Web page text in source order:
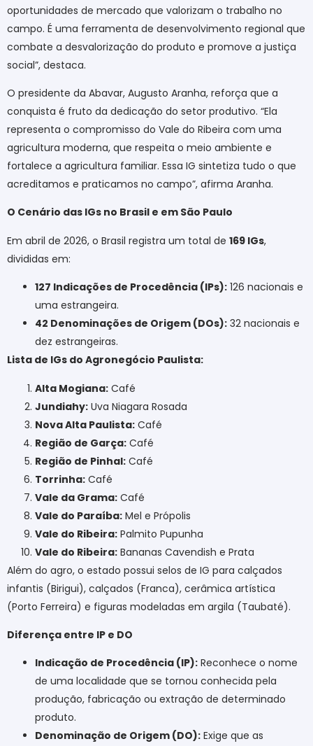
oportunidades de mercado que valorizam o trabalho no
campo. É uma ferramenta de desenvolvimento regional que
combate a desvalorização do produto e promove a justiça
social”, destaca.
O presidente da Abavar, Augusto Aranha, reforça que a
conquista é fruto da dedicação do setor produtivo. “Ela
representa o compromisso do Vale do Ribeira com uma
agricultura moderna, que respeita o meio ambiente e
fortalece a agricultura familiar. Essa IG sintetiza tudo o que
acreditamos e praticamos no campo”, afirma Aranha.
O Cenário das IGs no Brasil e em São Paulo
Em abril de 2026, o Brasil registra um total de 169 IGs,
divididas em:
127 Indicações de Procedência (IPs): 126 nacionais e
uma estrangeira.
42 Denominações de Origem (DOs): 32 nacionais e
dez estrangeiras.
Lista de IGs do Agronegócio Paulista:
Alta Mogiana: Café
Jundiahy: Uva Niagara Rosada
Nova Alta Paulista: Café
Região de Garça: Café
Região de Pinhal: Café
Torrinha: Café
Vale da Grama: Café
Vale do Paraíba: Mel e Própolis
Vale do Ribeira: Palmito Pupunha
Vale do Ribeira: Bananas Cavendish e Prata
Além do agro, o estado possui selos de IG para calçados
infantis (Birigui), calçados (Franca), cerâmica artística
(Porto Ferreira) e figuras modeladas em argila (Taubaté).
Diferença entre IP e DO
Indicação de Procedência (IP): Reconhece o nome
de uma localidade que se tornou conhecida pela
produção, fabricação ou extração de determinado
produto.
Denominação de Origem (DO): Exige que as